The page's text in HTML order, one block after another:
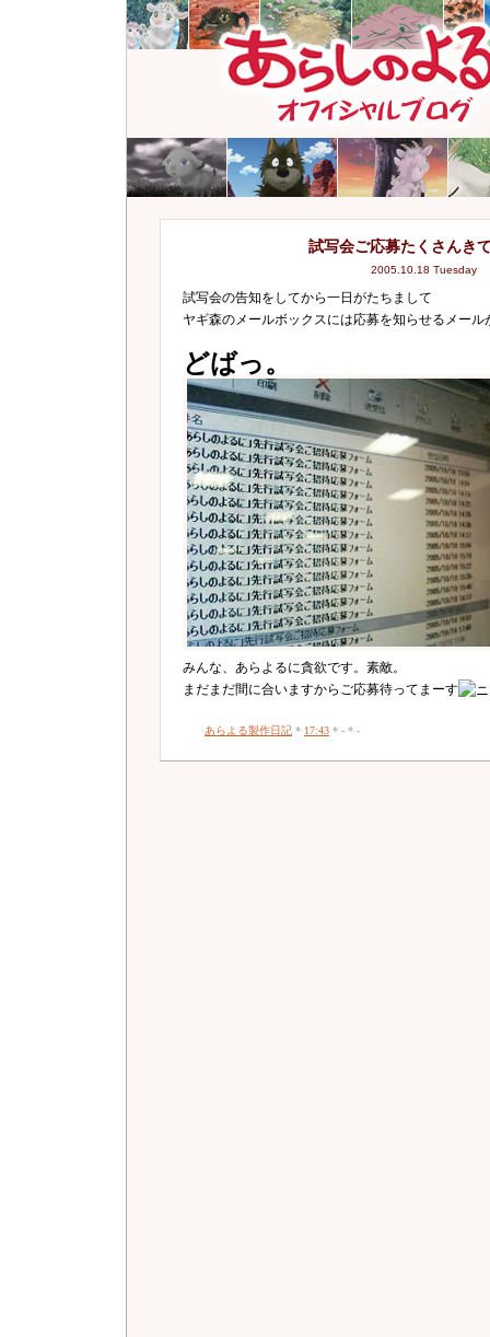
試写会ご応募たくさんき
2005.10.18 Tuesday
試写会の告知をしてから一日がたちまして
ヤギ森のメールボックスには応募を知らせるメール
どばっ。
みんな、あらよるに貪欲です。素敵。
まだまだ間に合いますからご応募待ってまーす
あらよる製作日記 * 17:43 * - * -